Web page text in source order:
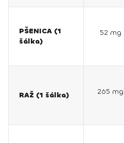
PŠENICA (1
šálka)
52 mg
RAŽ (1 šálka) 265 mg